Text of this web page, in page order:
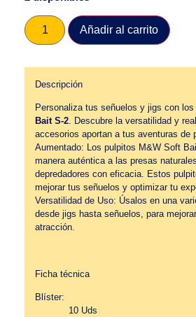
Añadir al carrito
Descripción
Personaliza tus señuelos y jigs con los
Bait S-2 . Descubre la versatilidad y
accesorios aportan a tus aventuras de
Aumentado: Los pulpitos M&W Soft
manera auténtica a las presas
depredadores con eficacia. Estos
mejorar tus señuelos y optimizar tu
Versatilidad de Uso: Úsalos en una
desde jigs hasta señuelos, para
atracción.
Ficha técnica
10 Uds